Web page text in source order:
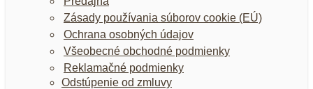
Zásady používania súborov cookie (EÚ)
Ochrana osobných údajov
Všeobecné obchodné podmienky
Reklamačné podmienky
Odstúpenie od zmluvy